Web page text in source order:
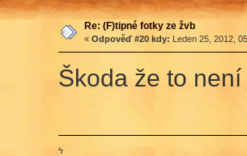
Re: (F)tipné fotky ze žvb
« Odpověď #20 kdy: Leden 25, 2012,
Škoda že to
ϟ